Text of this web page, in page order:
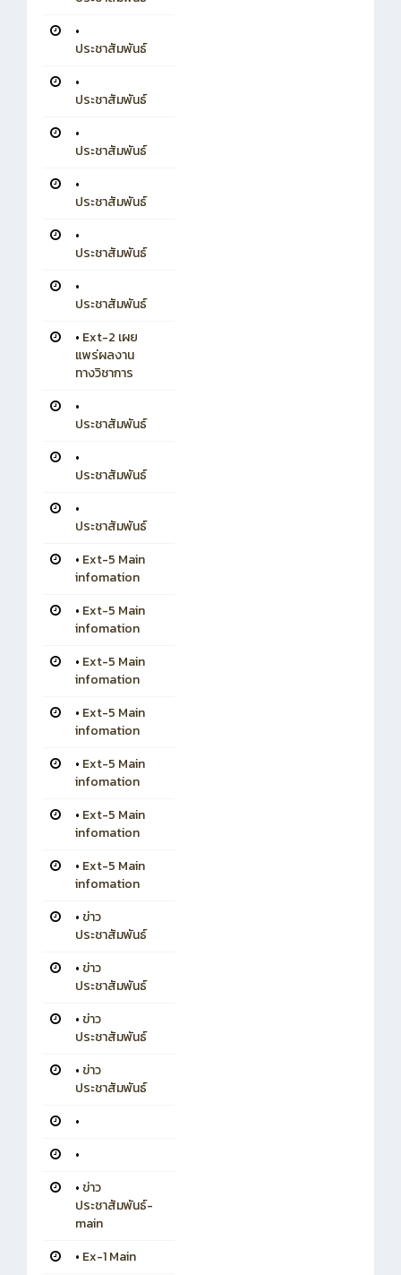
•
ประชาสัมพันธ์
•
ประชาสัมพันธ์
•
ประชาสัมพันธ์
•
ประชาสัมพันธ์
•
ประชาสัมพันธ์
•
ประชาสัมพันธ์
• Ext-2 เผย
แพร่ผลงาน
ทางวิชาการ
•
ประชาสัมพันธ์
•
ประชาสัมพันธ์
•
ประชาสัมพันธ์
• Ext-5 Main
infomation
• Ext-5 Main
infomation
• Ext-5 Main
infomation
• Ext-5 Main
infomation
• Ext-5 Main
infomation
• Ext-5 Main
infomation
• Ext-5 Main
infomation
• ข่าว
ประชาสัมพันธ์
• ข่าว
ประชาสัมพันธ์
• ข่าว
ประชาสัมพันธ์
• ข่าว
ประชาสัมพันธ์
•
•
• ข่าว
ประชาสัมพันธ์-
main
• Ex-1 Main